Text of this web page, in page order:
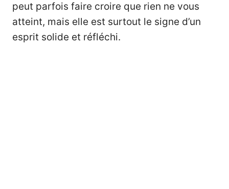
peut parfois faire croire que rien ne vous
atteint, mais elle est surtout le signe d’un
esprit solide et réfléchi.